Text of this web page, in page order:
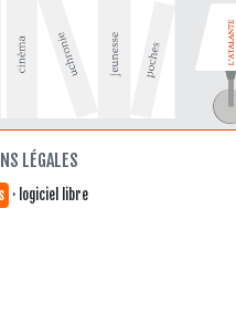
LÉGALES
· logiciel libre